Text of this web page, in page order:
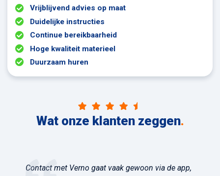
Vrijblijvend advies op maat
Duidelijke instructies
Continue bereikbaarheid
Hoge kwaliteit materieel
Duurzaam huren
Wat onze klanten zeggen.
Contact met Verno gaat vaak gewoon via de app,